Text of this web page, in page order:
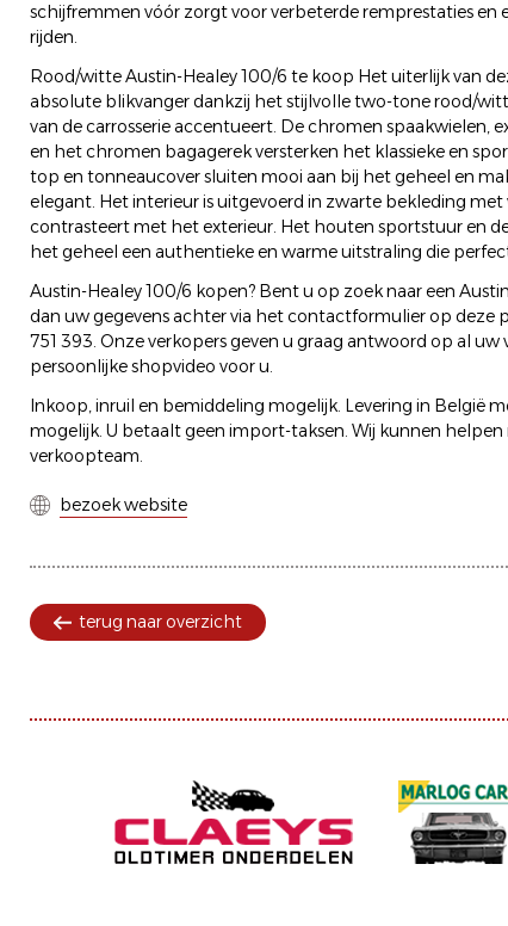
schijfremmen vóór zorgt voor verbeterde remprestaties en
rijden.
Rood/witte Austin-Healey 100/6 te koop Het uiterlijk van
absolute blikvanger dankzij het stijlvolle two-tone rood/
van de carrosserie accentueert. De chromen spaakwielen,
en het chromen bagagerek versterken het klassieke en
top en tonneaucover sluiten mooi aan bij het geheel en
elegant. Het interieur is uitgevoerd in zwarte bekleding
contrasteert met het exterieur. Het houten sportstuur en
het geheel een authentieke en warme uitstraling die
Austin-Healey 100/6 kopen? Bent u op zoek naar een
dan uw gegevens achter via het contactformulier op deze
751 393. Onze verkopers geven u graag antwoord op al uw
persoonlijke shopvideo voor u.
Inkoop, inruil en bemiddeling mogelijk. Levering in België
mogelijk. U betaalt geen import-taksen. Wij kunnen helpen
verkoopteam.
bezoek website
terug naar overzicht